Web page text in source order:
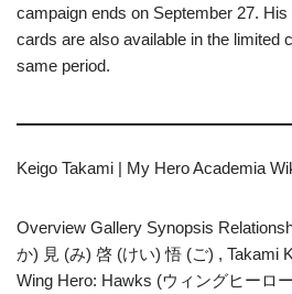
campaign ends on September 27.
cards are also available in the limited
same period.
Keigo Takami | My Hero Academia
Overview Gallery Synopsis
か) 見 (み) 啓 (けい) 悟 (ご) , Takami
Wing Hero: Hawks (ウィングヒーロ